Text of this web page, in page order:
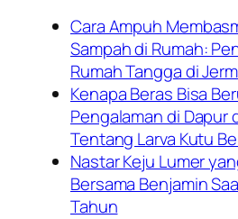
Cara Ampuh
Sampah di Rumah:
Rumah Tangga di
Kenapa Beras Bisa
Pengalaman di Dapur
Tentang Larva Kutu
Nastar Keju Lumer
Bersama Benjamin
Tahun